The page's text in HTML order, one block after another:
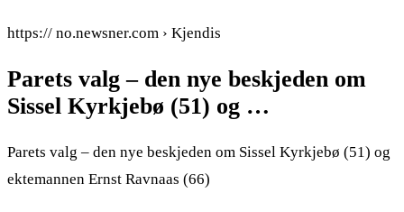
https:// no.newsner.com › Kjendis
Parets valg – den nye beskjeden om
Sissel Kyrkjebø (51) og …
Parets valg – den nye beskjeden om Sissel Kyrkjebø (51) og
ektemannen Ernst Ravnaas (66)